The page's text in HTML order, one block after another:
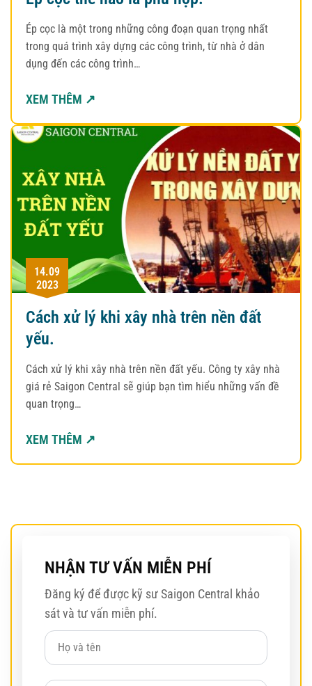
Ép cọc là một trong những công đoạn quan trọng nhất
trong quá trình xây dựng các công trình, từ nhà ở dân
dụng đến các công trình…
XEM THÊM ↗
14.09
2023
Cách xử lý khi xây nhà trên nền đất
yếu.
Cách xử lý khi xây nhà trên nền đất yếu. Công ty xây nhà
giá rẻ Saigon Central sẽ giúp bạn tìm hiểu những vấn đề
quan trọng…
XEM THÊM ↗
NHẬN TƯ VẤN MIỄN PHÍ
Đăng ký để được kỹ sư Saigon Central khảo
sát và tư vấn miễn phí.